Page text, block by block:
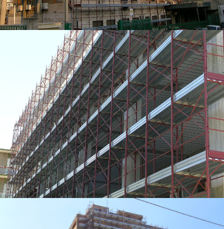
Ponteggio a perni per la manutenzione di edificio